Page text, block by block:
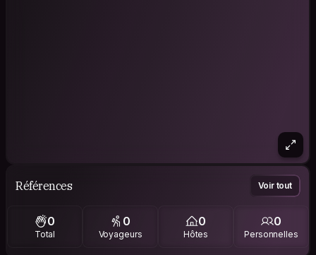
Références Voir tout
0
Total
0
Voyageurs
0
Hôtes
0
Personnelles